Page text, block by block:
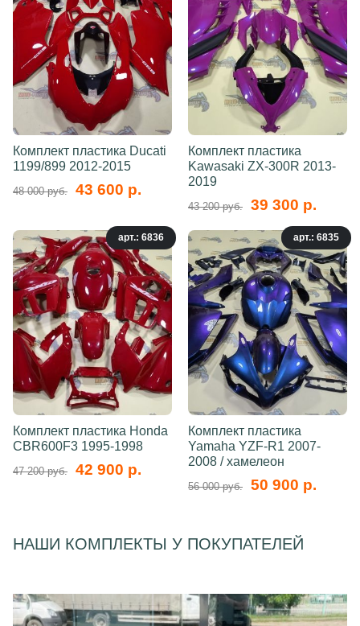
Комплект пластика Ducati
1199/899 2012-2015
48 000 руб. 43 600 р.
Комплект пластика
Kawasaki ZX-300R 2013-
2019
43 200 руб. 39 300 р.
арт.: 6836
Комплект пластика Honda
CBR600F3 1995-1998
47 200 руб. 42 900 р.
арт.: 6835
Комплект пластика
Yamaha YZF-R1 2007-
2008 / хамелеон
56 000 руб. 50 900 р.
НАШИ КОМПЛЕКТЫ У ПОКУПАТЕЛЕЙ